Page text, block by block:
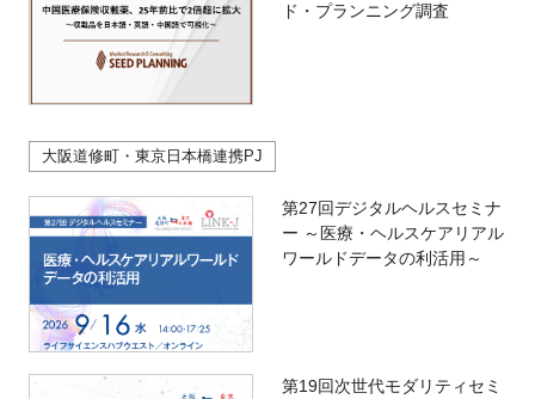
ド・プランニング調査
大阪道修町・東京日本橋連携PJ
第27回デジタルヘルスセミナ
ー ～医療・ヘルスケアリアル
ワールドデータの利活用～
第19回次世代モダリティセミ